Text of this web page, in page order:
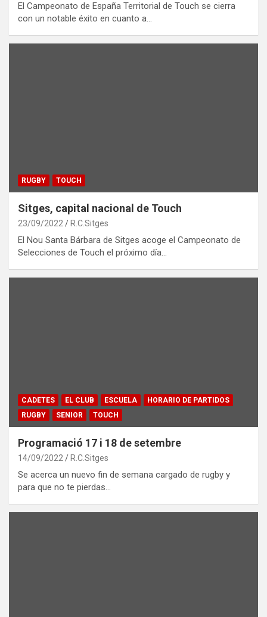
El Campeonato de España Territorial de Touch se cierra
con un notable éxito en cuanto a…
RUGBY TOUCH
Sitges, capital nacional de Touch
23/09/2022 R.C.Sitges
El Nou Santa Bárbara de Sitges acoge el Campeonato de
Selecciones de Touch el próximo día…
CADETES EL CLUB ESCUELA
HORARIO DE PARTIDOS
RUGBY
SENIOR TOUCH
Programació 17 i 18 de setembre
14/09/2022 R.C.Sitges
Se acerca un nuevo fin de semana cargado de rugby y
para que no te pierdas…